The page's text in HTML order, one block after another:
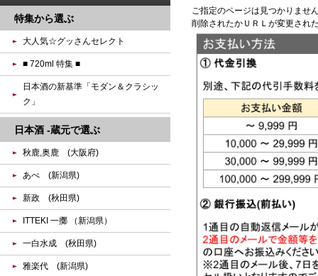
ご指定のページは見つかりませ
削除されたかＵＲＬが変更され
特集から選ぶ
大人気☆グッさんセレクト
■ 720ml 特集 ■
日本酒の新基準「モダン＆クラシッ
ク」
日本酒 -蔵元で選ぶ
秋鹿,奥鹿 (大阪府)
あべ (新潟県)
新政 (秋田県)
ITTEKI 一擲 （新潟県）
一白水成 (秋田県)
雅楽代 (新潟県)